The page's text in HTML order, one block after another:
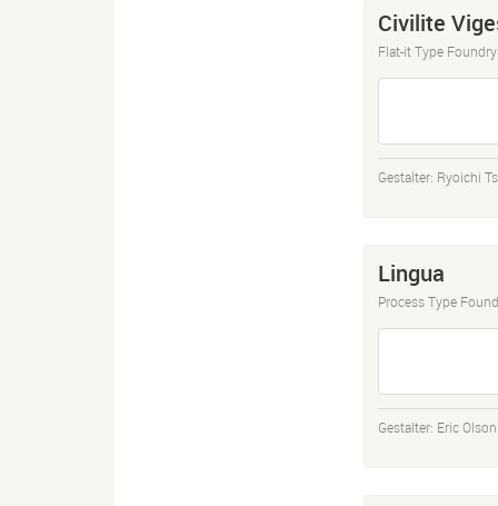
Civilite
Flat-it Type Foundry
Gestalter: Ryoichi
Lingua
Process Type
Gestalter: Eric Olson